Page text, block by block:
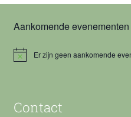
Aankomende evenementen
h
Er zijn geen aankomende
Contact